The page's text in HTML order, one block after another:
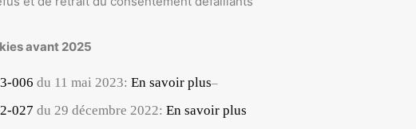
avant 2025
006 du 11 mai 2023: En savoir plus–
027 du 29 décembre 2022: En savoir plus